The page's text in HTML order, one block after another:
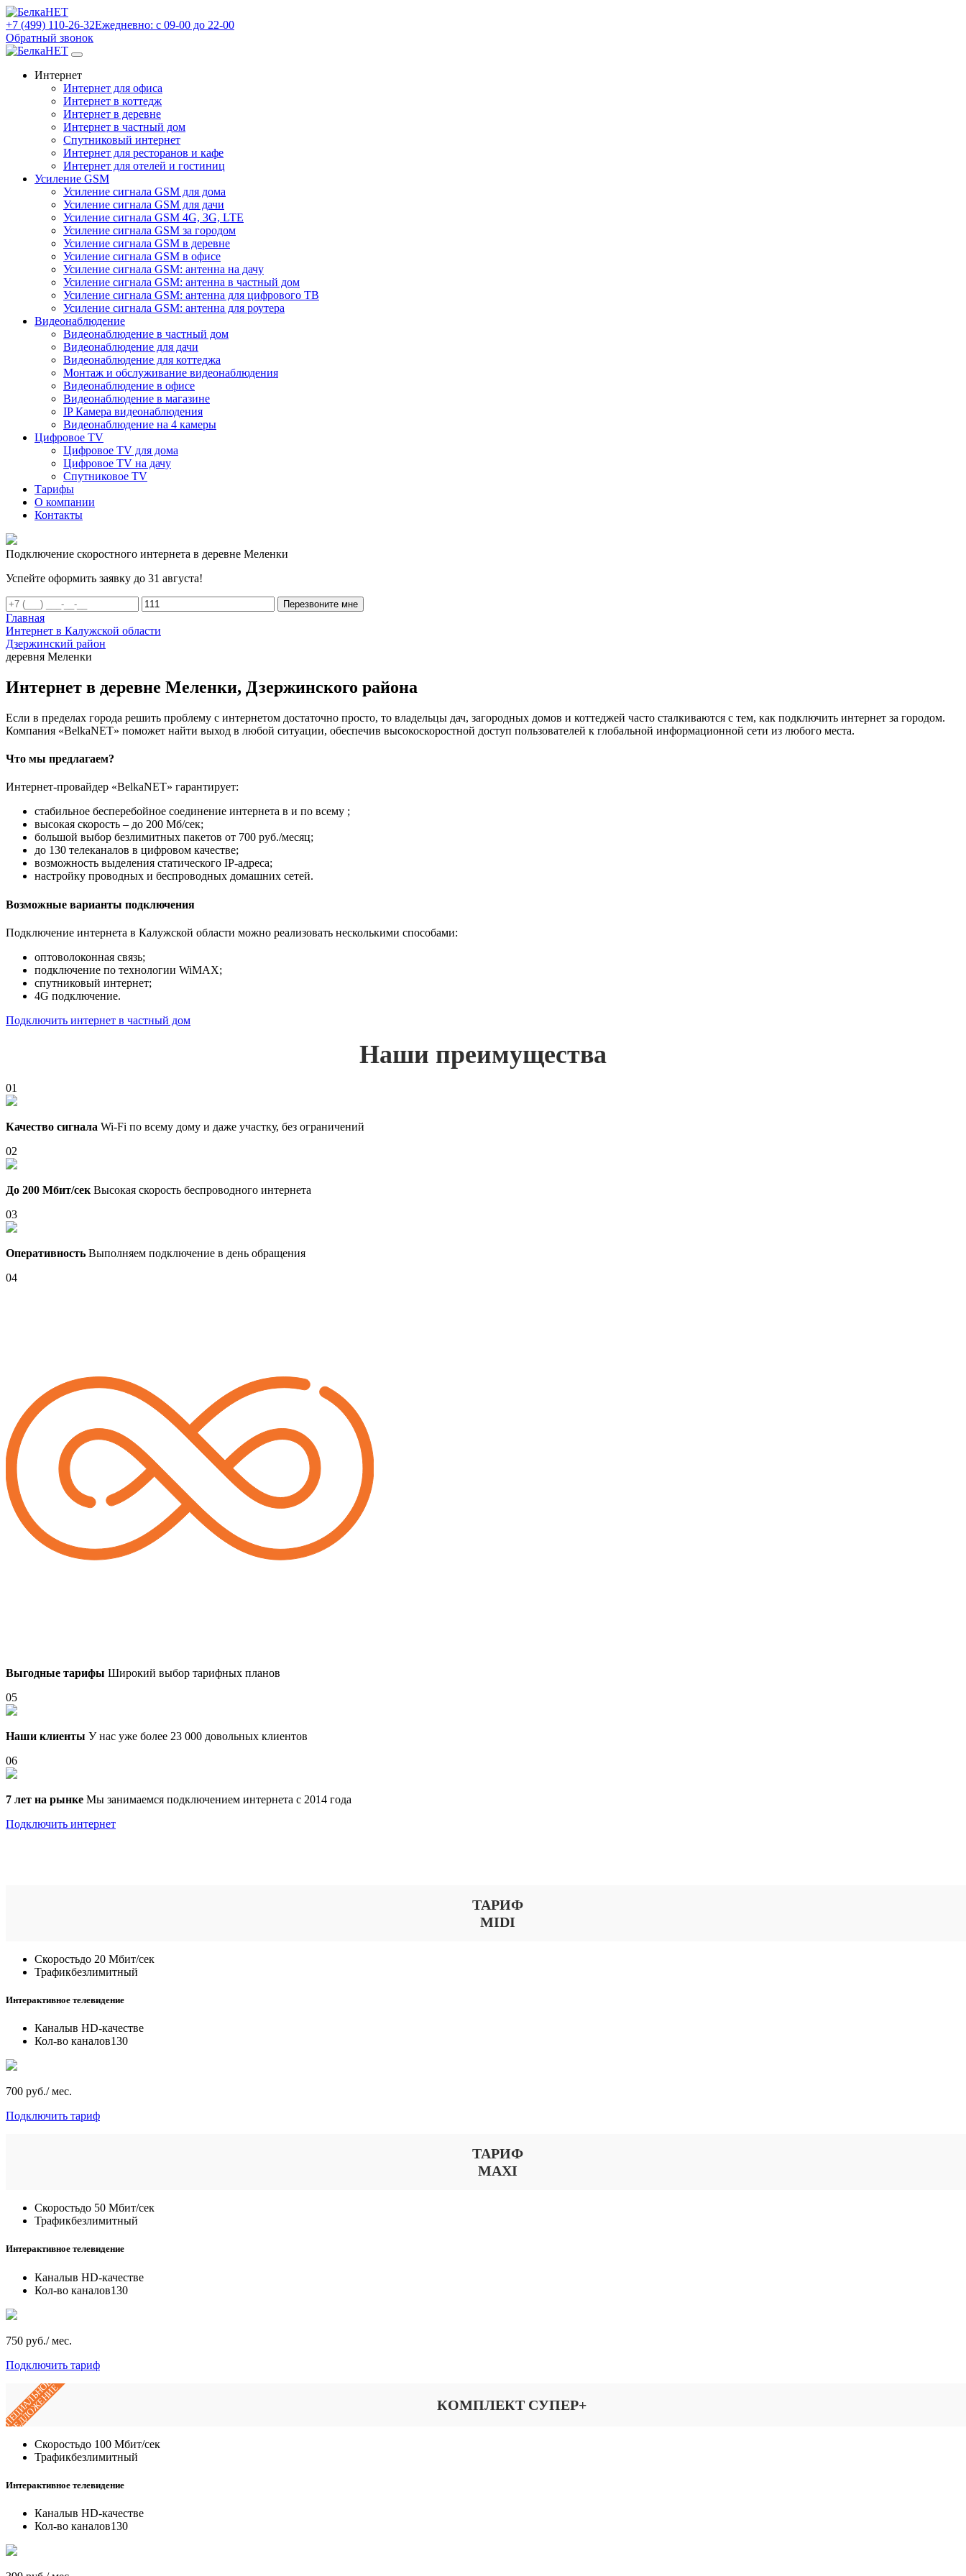
+7 (499) 110-26-32Ежедневно: с 09-00 до 22-00
Обратный звонок
Интернет
Интернет для офиса
Интернет в коттедж
Интернет в деревне
Интернет в частный дом
Спутниковый интернет
Интернет для ресторанов и кафе
Интернет для отелей и гостиниц
Усиление GSM
Усиление сигнала GSM для дома
Усиление сигнала GSM для дачи
Усиление сигнала GSM 4G, 3G, LTE
Усиление сигнала GSM за городом
Усиление сигнала GSM в деревне
Усиление сигнала GSM в офисе
Усиление сигнала GSM: антенна на дачу
Усиление сигнала GSM: антенна в частный дом
Усиление сигнала GSM: антенна для цифрового ТВ
Усиление сигнала GSM: антенна для роутера
Видеонаблюдение
Видеонаблюдение в частный дом
Видеонаблюдение для дачи
Видеонаблюдение для коттеджа
Монтаж и обслуживание видеонаблюдения
Видеонаблюдение в офисе
Видеонаблюдение в магазине
IP Камера видеонаблюдения
Видеонаблюдение на 4 камеры
Цифровое TV
Цифровое TV для дома
Цифровое TV на дачу
Спутниковое TV
Тарифы
О компании
Контакты
Подключение скоростного интернета в деревне Меленки
Успейте оформить заявку до 31 августа!
Перезвоните мне
Главная
Интернет в Калужской области
Дзержинский район
деревня Меленки
Интернет в деревне Меленки, Дзержинского района
Если в пределах города решить проблему с интернетом достаточно просто, то владельцы дач, загородных домов и коттеджей часто сталкиваются с тем, как подключить интернет за городом.
Компания «BelkaNET» поможет найти выход в любой ситуации, обеспечив высокоскоростной доступ пользователей к глобальной информационной сети из любого места.
Что мы предлагаем?
Интернет-провайдер «BelkaNET» гарантирует:
стабильное бесперебойное соединение интернета в и по всему ;
высокая скорость – до 200 Мб/сек;
большой выбор безлимитных пакетов от 700 руб./месяц;
до 130 телеканалов в цифровом качестве;
возможность выделения статического IP-адреса;
настройку проводных и беспроводных домашних сетей.
Возможные варианты подключения
Подключение интернета в Калужской области можно реализовать несколькими способами:
оптоволоконная связь;
подключение по технологии WiMAX;
спутниковый интернет;
4G подключение.
Подключить интернет в частный дом
Наши преимущества
01
Качество сигнала Wi-Fi по всему дому и даже участку, без ограничений
02
До 200 Мбит/сек Высокая скорость беспроводного интернета
03
Оперативность Выполняем подключение в день обращения
04
Выгодные тарифы Широкий выбор тарифных планов
05
Наши клиенты У нас уже более 23 000 довольных клиентов
06
7 лет на рынке Мы занимаемся подключением интернета с 2014 года
Подключить интернет
ТАРИФ
MIDI
Скоростьдо 20 Мбит/сек
Трафикбезлимитный
Интерактивное телевидение
Каналыв HD-качестве
Кол-во каналов130
700 руб./ мес.
Подключить тариф
ТАРИФ
MAXI
Скоростьдо 50 Мбит/сек
Трафикбезлимитный
Интерактивное телевидение
Каналыв HD-качестве
Кол-во каналов130
750 руб./ мес.
Подключить тариф
ПРЕДЛОЖЕНИЕ КОМПЛЕКТ СУПЕР+
Скоростьдо 100 Мбит/сек
Трафикбезлимитный
Интерактивное телевидение
Каналыв HD-качестве
Кол-во каналов130